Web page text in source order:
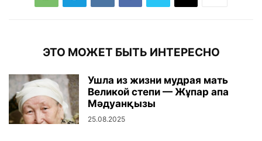
ЭТО МОЖЕТ БЫТЬ ИНТЕРЕСНО
Ушла из жизни мудрая мать
Великой степи — Жұпар апа
Мәдуанқызы
25.08.2025